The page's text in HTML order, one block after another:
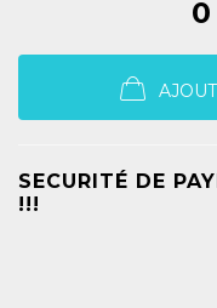
0
SECURITÉ DE
!!!